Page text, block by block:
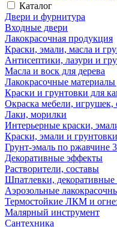
Каталог
Двери и фурнитура
Входные двери
Лакокрасочная продукция
Краски, эмали, масла и
Антисептики, лазури и
Масла и воск для дерева
Лакокрасочные
Краски и грунтовки для
Окраска мебели,
Лаки, морилки
Интерьерные краски,
Краски, эмали и
Грунт-эмаль по ржавчине
Декоративные эффекты
Растворители, составы
Шпатлевки, декоративные
Аэрозольные
Термостойкие ЛКМ и
Малярный инструмент
Сантехника